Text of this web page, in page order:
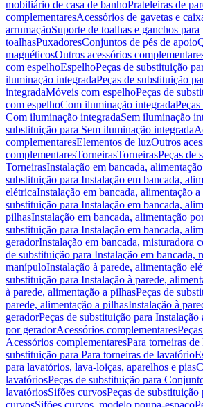
mobiliário de casa de banhoPrateleiras de
complementaresAcessórios de gavetas e
arrumaçãoSuporte de toalhas e ganchos para
toalhasPuxadoresConjuntos de pés de apoio
magnéticosOutros acessórios
com espelhoEspelhoPeças de substituição
iluminação integradaPeças de substituição
integradaMóveis com espelhoPeças de
com espelhoCom iluminação integrada
Com iluminação integradaSem iluminação
substituição para Sem iluminação integrada
complementaresElementos de luzOutros
complementaresTorneirasTorneirasPeças de
TorneirasInstalação em bancada,
substituição para Instalação em bancada,
elétricaInstalação em bancada, alimentação
substituição para Instalação em bancada,
pilhasInstalação em bancada, alimentação
substituição para Instalação em bancada,
geradorInstalação em bancada, misturadora
de substituição para Instalação em bancada,
manípuloInstalação à parede, alimentação
substituição para Instalação à parede,
à parede, alimentação a pilhasPeças de
parede, alimentação a pilhasInstalação à
geradorPeças de substituição para
por geradorAcessórios complementares
Acessórios complementaresPara torneiras
substituição para Para torneiras de lavatório
para lavatórios, lava-loiças, aparelhos e pias
lavatóriosPeças de substituição para
lavatóriosSifões curvosPeças de substituição
curvosSifões curvos, modelo poupa-espaço